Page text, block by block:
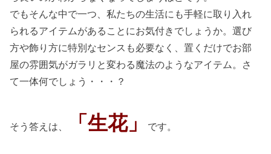
でもそんな中で一つ、私たちの生活にも手軽に取り入れ
られるアイテムがあることにお気付きでしょうか。選び
方や飾り方に特別なセンスも必要なく、置くだけでお部
屋の雰囲気がガラリと変わる魔法のようなアイテム。さ
て一体何でしょう・・・？
そう答えは、 「生花」 です。